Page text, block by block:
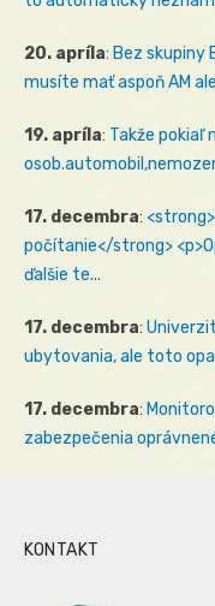
20. apríla: Bez skupiny
musíte mať aspoň AM
19. apríla: Takže pokiaľ
17. decembra:
počítanie</strong>
ďalšie te...
17. decembra:
ubytovania, ale toto
17. decembra:
zabezpečenia
KONTAKT